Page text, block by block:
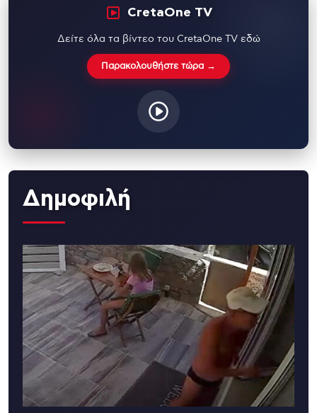
CretaOne TV
Δείτε όλα τα βίντεο του CretaOne TV εδώ
Παρακολουθήστε τώρα →
Δημοφιλή